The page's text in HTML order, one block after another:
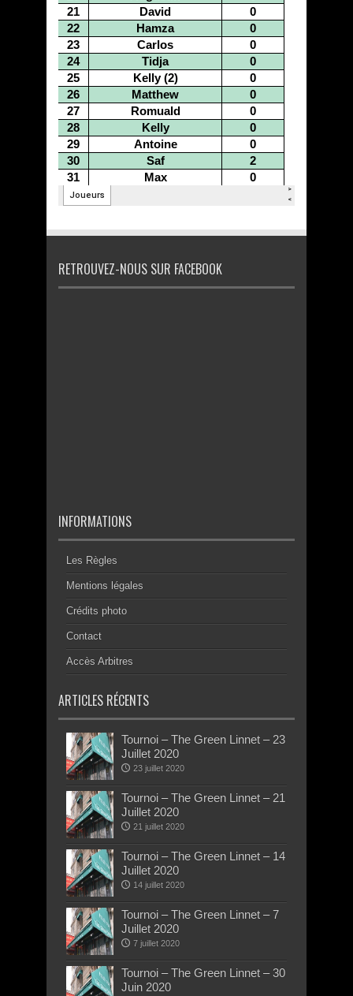
RETROUVEZ-NOUS SUR FACEBOOK
INFORMATIONS
Les Règles
Mentions légales
Crédits photo
Contact
Accès Arbitres
ARTICLES RÉCENTS
Tournoi – The Green Linnet – 23
Juillet 2020
23 juillet 2020
Tournoi – The Green Linnet – 21
Juillet 2020
21 juillet 2020
Tournoi – The Green Linnet – 14
Juillet 2020
14 juillet 2020
Tournoi – The Green Linnet – 7
Juillet 2020
7 juillet 2020
Tournoi – The Green Linnet – 30
Juin 2020